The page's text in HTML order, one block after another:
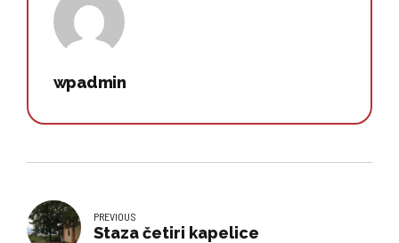
wpadmin
PREVIOUS
Staza četiri kapelice